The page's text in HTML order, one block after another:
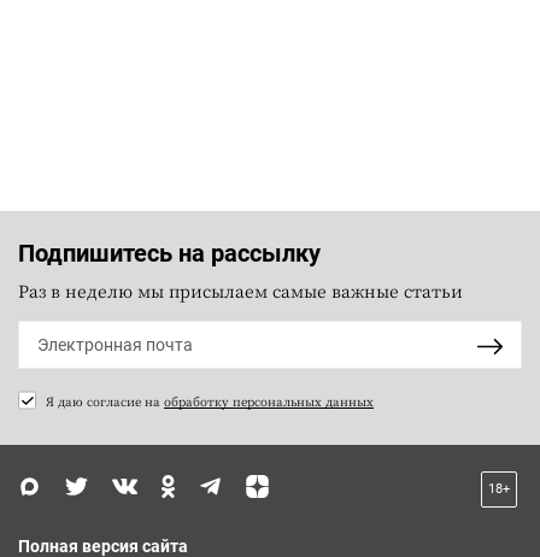
Подпишитесь на рассылку
Раз в неделю мы присылаем самые важные статьи
Я даю согласие на обработку персональных данных
18+
Полная версия сайта